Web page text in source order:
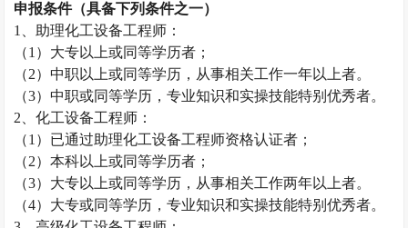
申报条件（具备下列条件之一）
1
、助理化工设备工程师：
（1 ）大专以上或同等学历者；
（2）中职以上或同等学历，从事相关工作一年以上者。
（3）中职或同等学历，专业知识和实操技能特别优秀者。
2 、化工设备工程师：
（1 ）已通过助理化工设备工程师资格认证者；
（2）本科以上或同等学历者；
（3）大专以上或同等学历，从事相关工作两年以上者。
（4）大专或同等学历，专业知识和实操技能特别优秀者。